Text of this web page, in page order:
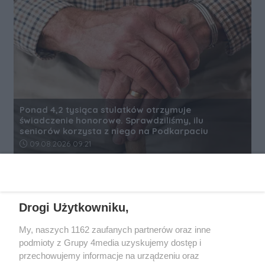
Ponad 4,2 tysiąca stulatków otrzymuje
świadczenie honorowe. Sprawdziliśmy, ilu
seniorów korzysta z niego na Podkarpaciu
Data dodania artykułu:
09.08.2026 09:21
Drogi Użytkowniku,
My, naszych 1162 zaufanych partnerów oraz inne
podmioty z Grupy 4media uzyskujemy dostęp i
przechowujemy informacje na urządzeniu oraz